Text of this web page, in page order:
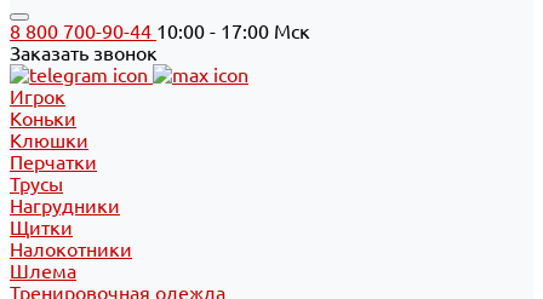
8 800 700-90-44 10:00 - 17:00 Мск
Заказать звонок
Игрок
Коньки
Клюшки
Перчатки
Трусы
Нагрудники
Щитки
Налокотники
Шлема
Тренировочная одежда